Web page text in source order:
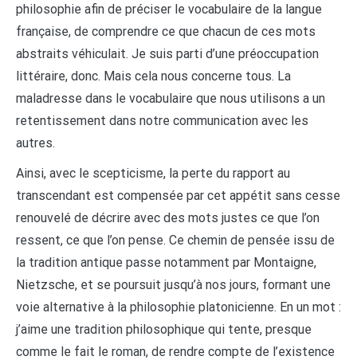
philosophie afin de préciser le vocabulaire de la langue
française, de comprendre ce que chacun de ces mots
abstraits véhiculait. Je suis parti d’une préoccupation
littéraire, donc. Mais cela nous concerne tous. La
maladresse dans le vocabulaire que nous utilisons a un
retentissement dans notre communication avec les
autres.
Ainsi, avec le scepticisme, la perte du rapport au
transcendant est compensée par cet appétit sans cesse
renouvelé de décrire avec des mots justes ce que l’on
ressent, ce que l’on pense. Ce chemin de pensée issu de
la tradition antique passe notamment par Montaigne,
Nietzsche, et se poursuit jusqu’à nos jours, formant une
voie alternative à la philosophie platonicienne. En un mot :
j’aime une tradition philosophique qui tente, presque
comme le fait le roman, de rendre compte de l’existence